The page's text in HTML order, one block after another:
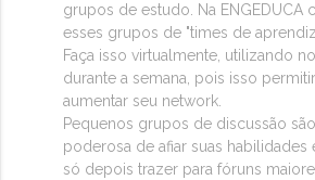
grupos de estudo. Na ENGEDUCA
esses grupos de "times de
Faça isso virtualmente, utilizando
durante a semana, pois isso
aumentar seu network.
Pequenos grupos de discussão
poderosa de afiar suas habilidades
só depois trazer para fóruns